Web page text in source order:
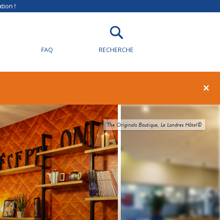
!
FAQ RECHERCHE
×
The Originals Boutique, Le Londres Hôtel©